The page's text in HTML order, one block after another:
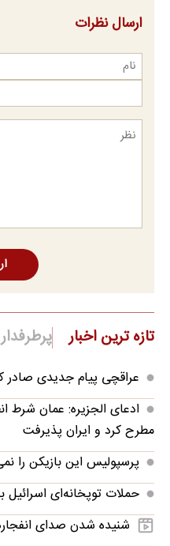
ارسال نظرات
تازه ترین اخبار پرطرفدار
عراقچی پیام جدیدی صادر
ادعای الجزیره: عمان شرط
مطرح کرد و ایران پذیرفت
پرسپولیس این بازیکن را
حملات توپخانه‌ای اسرائیل
شنیده شدن صدای